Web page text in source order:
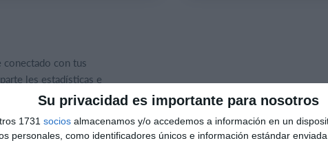
Su privacidad es importante para nosotros
1731 socios almacenamos y/o accedemos a información en un
personales, como identificadores únicos e información estándar
conectado con tus
les estadísticas e